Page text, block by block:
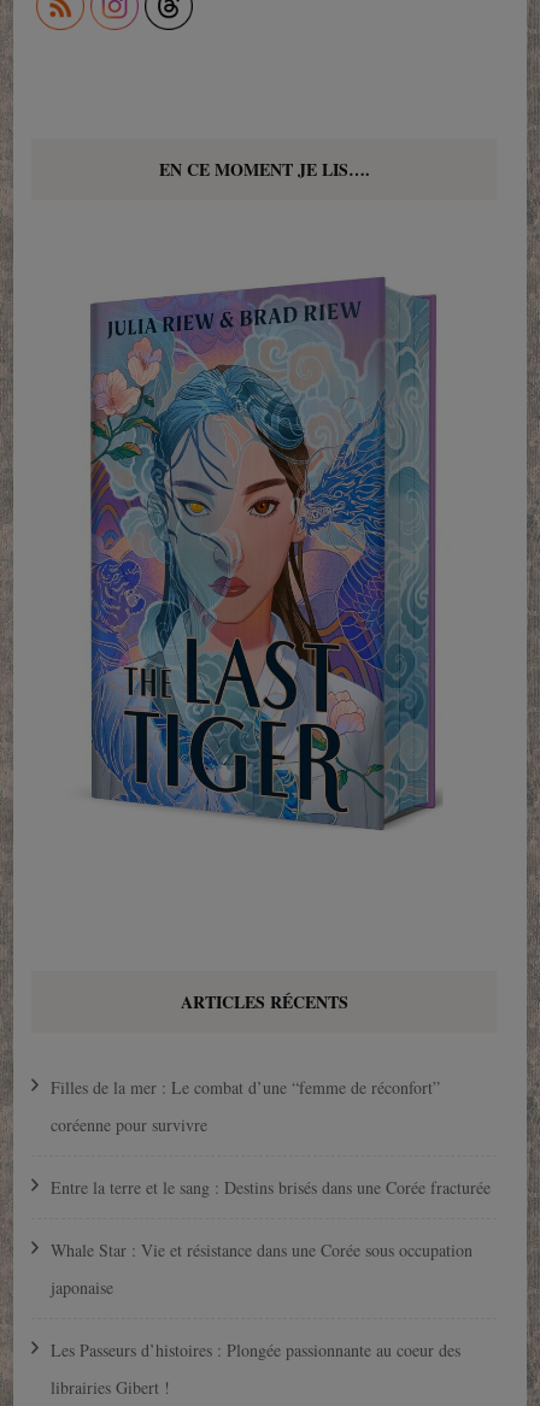
EN CE MOMENT JE LIS….
ARTICLES RÉCENTS
Filles de la mer : Le combat d’une “femme de réconfort”
coréenne pour survivre
Entre la terre et le sang : Destins brisés dans une Corée fracturée
Whale Star : Vie et résistance dans une Corée sous occupation
japonaise
Les Passeurs d’histoires : Plongée passionnante au coeur des
librairies Gibert !